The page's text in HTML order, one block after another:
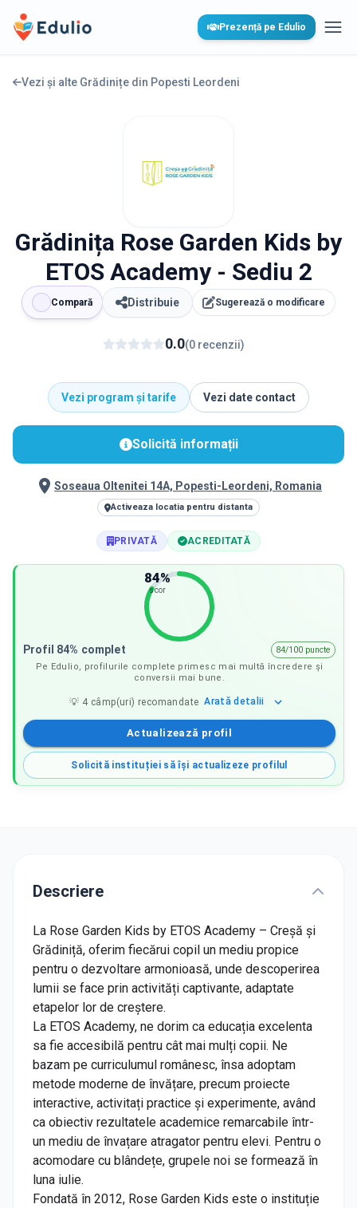
Edulio Prezență pe Edulio
Vezi și alte Grădinițe din Popesti Leordeni
Grădinița Rose Garden Kids by
ETOS Academy - Sediu 2
Compară Distribuie Sugerează o modificare
0.0(0 recenzii)
Vezi program și tarife Vezi date contact
Solicită informații
Soseaua Oltenitei 14A, Popesti-Leordeni, Romania
Activeaza locatia pentru distanta
PRIVATĂ ACREDITATĂ
84%
scor
Profil 84% complet
84/100 puncte
Pe Edulio, profilurile complete primesc mai multă încredere și
conversii mai bune.
💡 4 câmp(uri) recomandate Arată detalii
Actualizează profil
Solicită instituției să își actualizeze profilul
Descriere
La Rose Garden Kids by ETOS Academy – Creșă și
Grădiniță, oferim fiecărui copil un mediu propice
pentru o dezvoltare armonioasă, unde descoperirea
lumii se face prin activități captivante, adaptate
etapelor lor de creștere.
La ETOS Academy, ne dorim ca educația excelenta
sa fie accesibilă pentru cât mai mulți copii. Ne
bazam pe curriculumul românesc, însa adoptam
metode moderne de învățare, precum proiecte
interactive, activitați practice și experimente, având
ca obiectiv rezultatele academice remarcabile într-
un mediu de învațare atragator pentru elevi. Pentru o
acomodare cu blândețe, grupele noi se formează în
luna iulie.
Fondată în 2012, Rose Garden Kids este o instituție